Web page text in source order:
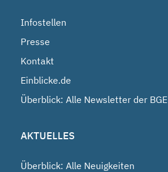
Infostellen
Presse
Kontakt
Einblicke.de
Überblick: Alle Newsletter der BGE
AKTUELLES
Überblick: Alle Neuigkeiten